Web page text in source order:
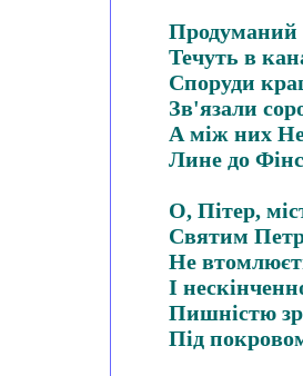
Продуманий
Течуть в
Споруди
Зв'язали
А між них
Лине до
О, Пітер,
Святим
Не
І
Пишністю
Під